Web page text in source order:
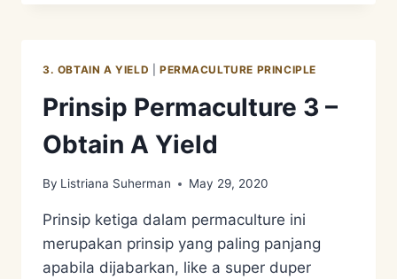
SYSTEM
BAGAIMANA
PEMBAGIAN
ZONA
PERMACULTURE?
3. OBTAIN A YIELD PERMACULTURE PRINCIPLE
Prinsip Permaculture 3 –
Obtain A Yield
By Listriana Suherman May 29, 2020
Prinsip ketiga dalam permaculture ini
merupakan prinsip yang paling panjang
apabila dijabarkan, like a super duper